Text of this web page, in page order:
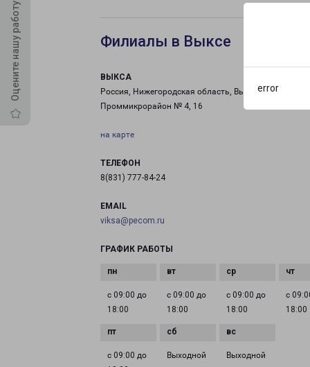
error
Оцените нашу работу Филиалы в Выксе
ВЫКСА
Россия, Нижегородская область, Выкса, территория
Проммикрорайон № 4, 16
на карте
ТЕЛЕФОН
8(831) 777-84-24
EMAIL
viksa@pecom.ru
ГРАФИК РАБОТЫ
с 09:00 до
18:00
с 09:00 до
18:00
с 09:00 до
18:00
с
18:00
с 09:00 до
Выходной Выходной